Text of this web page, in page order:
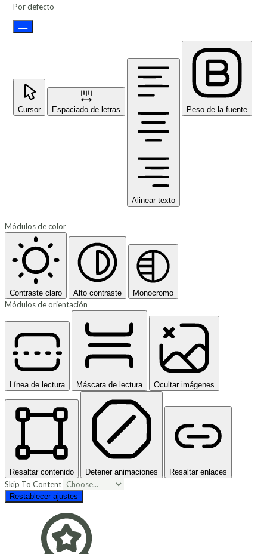
Por defecto
Cursor Espaciado de letras
Alinear texto
Peso de la fuente
Módulos de color
Contraste claro Alto contraste Monocromo
Módulos de orientación
Línea de lectura Máscara de lectura Ocultar imágenes
Resaltar contenido Detener animaciones Resaltar enlaces
Skip To Content
Restablecer ajustes